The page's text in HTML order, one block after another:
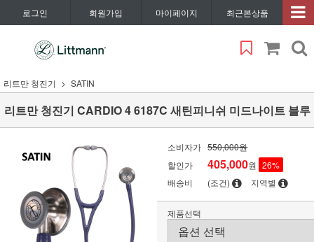
로그인 회원가입 마이페이지 최근본상품
리트만 청진기 SATIN
리트만 청진기 CARDIO 4 6187C 새틴피니쉬 미드나이트 블루
소비자가 550,000원
할인가
405,000원 26%
배송비
(조건) 지역별
제품선택